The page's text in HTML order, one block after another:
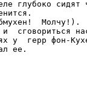
глубоко
Молчу!).
и  сговориться
у  герр фон-
ее.